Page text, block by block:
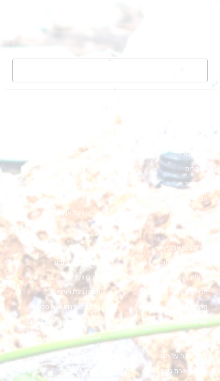
הבלוג שלנו
מאמרים
צור קשר
הצהרת נגישות
הצהרת פרטיות
עלות הקמת גינה בבית פרטי
עלות הקמת גינה
עלות תכנון גינה
מחיר הקמת גינה
תכנון גינה אקולוגית
קורס גינון אונליין
קורס גינון אקולוגי
הקמת גינה אקולוגית
מחיר תכנון גינה
הקמת גינה
קורס גינון ביתי
תכנון גינה מחיר
יעוץ לגינה
הקמת גינה אורגנית
הכנת גינה ביתית
קורס גינון
תכנון גינה אונליין
אדריכלות נוף גינה פרטית
תכנון גינה עשה זאת בעצמך
תכנון גינה במרפסת
עיצוב גינה על הגג
תכנון תאורת גינה